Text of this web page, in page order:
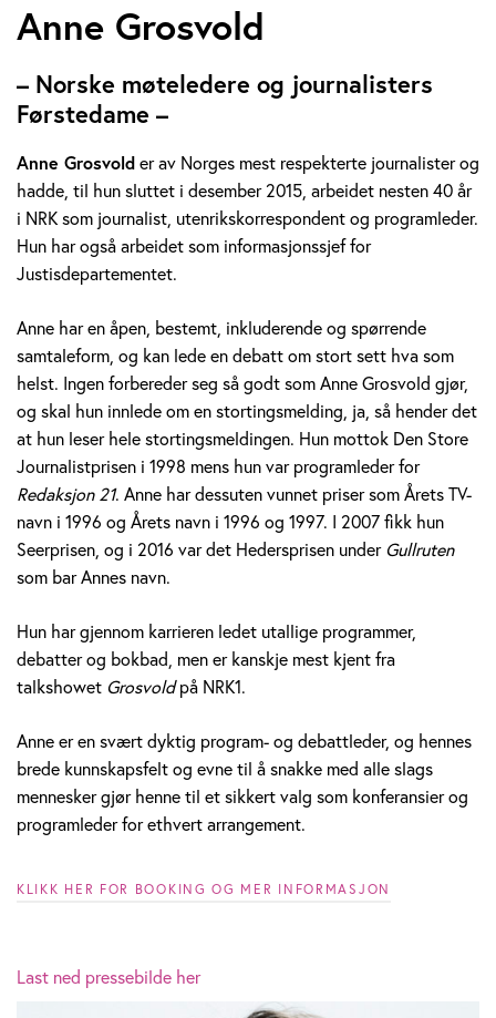
A
n
n
e
G
r
s
v
o
l
d
Anne Grosvold
– Norske møteledere og journalisters
Førstedame –
Anne Grosvolder av Norges mest respekterte journalister og
hadde, til hun sluttet i desember 2015, arbeidet nesten 40 år
i NRK som journalist, utenrikskorrespondent og programleder.
Hun har også arbeidet som informasjonssjef for
Justisdepartementet.
Anne har en åpen, bestemt, inkluderende og spørrende
samtaleform, og kan lede en debatt om stort sett hva som
helst. Ingen forbereder seg så godt som Anne Grosvold gjør,
og skal hun innlede om en stortingsmelding, ja, så hender det
at hun leser hele stortingsmeldingen. Hun mottok Den Store
Journalistprisen i 1998 mens hun var programleder for
Redaksjon 21. Anne har dessuten vunnet priser som Årets TV-
navn i 1996 og Årets navn i 1996 og 1997. I 2007 fikk hun
Seerprisen, og i 2016 var det Hedersprisen underGullruten
som bar Annes navn.
Hun har gjennom karrieren ledet utallige programmer,
debatter og bokbad, men er kanskje mest kjent fra
talkshowet Grosvoldpå NRK1.
Anne er en svært dyktig program- og debattleder, og hennes
brede kunnskapsfelt og evne til å snakke med alle slags
mennesker gjør henne til et sikkert valg som konferansier og
programleder for ethvert arrangement.
KLIKK HER FOR BOOKING OG MER INFORMASJON
Last ned pressebilde her